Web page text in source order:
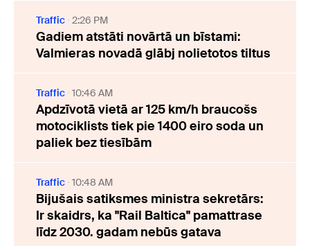
Traffic 2:26 PM
Gadiem atstāti novārtā un bīstami:
Valmieras novadā glābj nolietotos tiltus
Traffic 10:46 AM
Apdzīvotā vietā ar 125 km/h braucošs
motociklists tiek pie 1400 eiro soda un
paliek bez tiesībām
Traffic 10:48 AM
Bijušais satiksmes ministra sekretārs:
Ir skaidrs, ka "Rail Baltica" pamattrase
līdz 2030. gadam nebūs gatava